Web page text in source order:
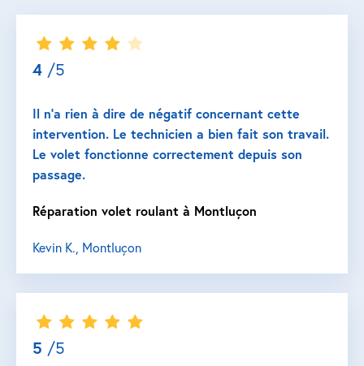
4 /5
Il n’a rien à dire de négatif concernant cette
intervention. Le technicien a bien fait son travail.
Le volet fonctionne correctement depuis son
passage.
Réparation volet roulant à Montluçon
Kevin K., Montluçon
5 /5